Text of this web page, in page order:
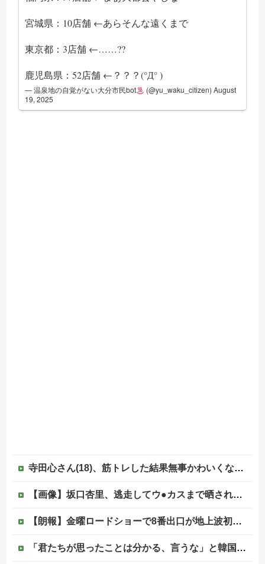
宮城県：10店舗 ←あらそんな遠くまで
東京都：3店舗 ←……??
鹿児島県：52店舗 ←？？？(°Д° )
— 温泉地の自覚がない大分市民bot (@yu_waku_citizen) August
19, 2025
寺田心さん(18)、筋トレした結果無事かわいくなる（※画像あり）
【画像】坂口杏里、逃走してウ●カスまで晒されるｗｗｗｗｗ
【朗報】金曜ロードショーで8番出口が地上波初放送wwwwwwwww
「君たちが思ったことは分かる、言うな」と韓国のアワビ丼を見た人々が騒然、盛り付けって大事だということがひと目で理解できてしまう……